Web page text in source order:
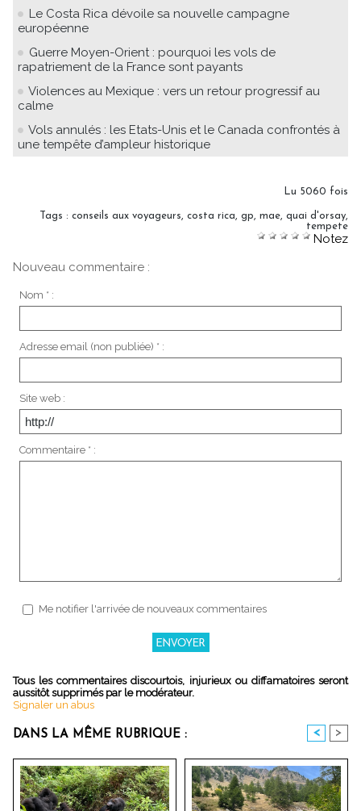
Le Costa Rica dévoile sa nouvelle campagne
européenne
Guerre Moyen-Orient : pourquoi les vols de
rapatriement de la France sont payants
Violences au Mexique : vers un retour progressif au
calme
Vols annulés : les Etats-Unis et le Canada confrontés à
une tempête d’ampleur historique
Lu 5060 fois
Tags : conseils aux voyageurs costa rica gp mae quai d'orsay
tempete
Notez
Nouveau commentaire :
Nom * :
Adresse email (non publiée) * :
Site web :
Commentaire * :
Me notifier l'arrivée de nouveaux commentaires
Tous les commentaires discourtois, injurieux ou diffamatoires seront
aussitôt supprimés par le modérateur.
Signaler un abus
DANS LA MÊME RUBRIQUE : < >